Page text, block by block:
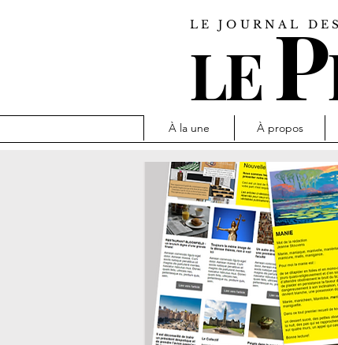
LEP
LE JOURNAL
À la une À propos